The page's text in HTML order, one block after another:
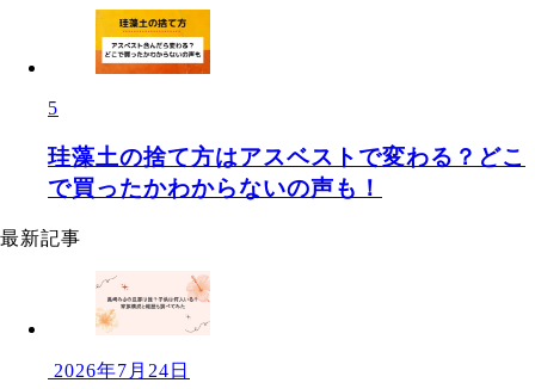
5
珪藻土の捨て方はアスベストで変わる？どこ
で買ったかわからないの声も！
最新記事
2026年7月24日